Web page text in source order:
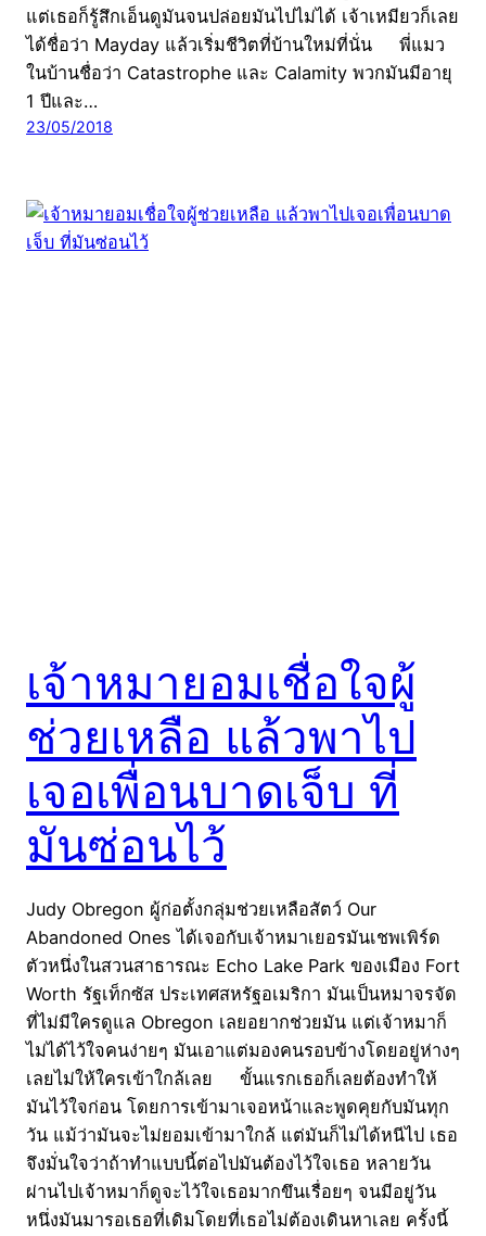
แต่เธอก็รู้สึกเอ็นดูมันจนปล่อยมันไปไม่ได้ เจ้าเหมียวก็เลย
ได้ชื่อว่า Mayday แล้วเริ่มชีวิตที่บ้านใหม่ที่นั่น พี่แมว
ในบ้านชื่อว่า Catastrophe และ Calamity พวกมันมีอายุ
1 ปีและ…
23/05/2018
เจ้าหมายอมเชื่อใจผู้
ช่วยเหลือ แล้วพาไป
เจอเพื่อนบาดเจ็บ ที่
มันซ่อนไว้
Judy Obregon ผู้ก่อตั้งกลุ่มช่วยเหลือสัตว์ Our
Abandoned Ones ได้เจอกับเจ้าหมาเยอรมันเชพเพิร์ด
ตัวหนึ่งในสวนสาธารณะ Echo Lake Park ของเมือง Fort
Worth รัฐเท็กซัส ประเทศสหรัฐอเมริกา มันเป็นหมาจรจัด
ที่ไม่มีใครดูแล Obregon เลยอยากช่วยมัน แต่เจ้าหมาก็
ไม่ได้ไว้ใจคนง่ายๆ มันเอาแต่มองคนรอบข้างโดยอยู่ห่างๆ
เลยไม่ให้ใครเข้าใกล้เลย ขั้นแรกเธอก็เลยต้องทำให้
มันไว้ใจก่อน โดยการเข้ามาเจอหน้าและพูดคุยกับมันทุก
วัน แม้ว่ามันจะไม่ยอมเข้ามาใกล้ แต่มันก็ไม่ได้หนีไป เธอ
จึงมั่นใจว่าถ้าทำแบบนี้ต่อไปมันต้องไว้ใจเธอ หลายวัน
ผ่านไปเจ้าหมาก็ดูจะไว้ใจเธอมากขึนเรื่อยๆ จนมีอยู่วัน
หนึ่งมันมารอเธอที่เดิมโดยที่เธอไม่ต้องเดินหาเลย ครั้งนี้